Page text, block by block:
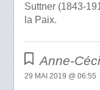
Suttner (1843-
la Paix.
Anne-
29 MAI 2019 @ 06:55